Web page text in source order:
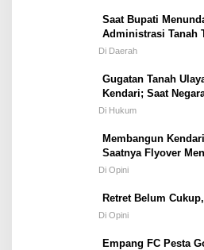
Saat Bupati
Administrasi Tanah
Di Daerah
Gugatan Tanah
Kendari; Saat
Hukum atau
Di Hukum
Membangun
Saatnya Flyover
Kota
Di Opini
Retret Belum
Di Opini
Empang FC Pesta